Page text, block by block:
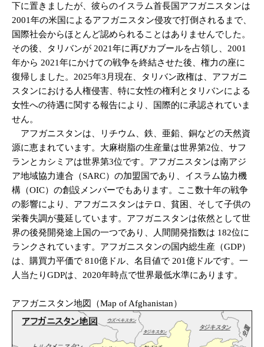
下に置きましたが、彼らのイスラム首長国アフガニスタンは
2001年の米国によるアフガニスタン侵攻で打倒されるまで、
国際社会からほとんど認められることはありませんでした。
その後、タリバンが 2021年に再びカブールを占領し、2001
年から 2021年にかけての戦争を終結させた後、権力の座に
復帰しました。2025年3月現在、タリバン政権は、アフガニ
スタンにおける人権侵害、特に女性の権利とタリバンによる
女性への待遇に関する報告により、国際的に承認されていま
せん。
アフガニスタンは、リチウム、鉄、亜鉛、銅などの天然資
源に恵まれています。大麻樹脂の生産量は世界第2位、サフ
ランとカシミアは世界第3位です。アフガニスタンは南アジ
ア地域協力連合（SARC）の加盟国であり、イスラム協力機
構（OIC）の創設メンバーでもあります。ここ数十年の戦争
の影響により、アフガニスタンはテロ、貧困、そして子供の
栄養失調が蔓延しています。アフガニスタンは依然として世
界の後発開発途上国の一つであり、人間開発指数は 182位に
ランクされています。アフガニスタンの国内総生産（GDP）
は、購買力平価で 810億ドル、名目値で 201億ドルです。一
人当たりGDPは、2020年時点で世界最低水準にあります。
アフガニスタン地図（Map of Afghanistan）